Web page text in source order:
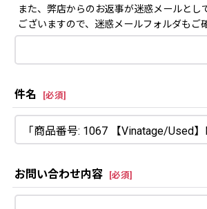
また、弊店からのお返事が迷惑メールとし
ございますので、迷惑メールフォルダもご
件名 [必須]
お問い合わせ内容 [必須]